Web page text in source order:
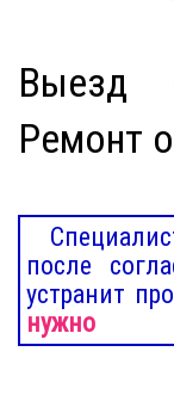
Выезд
Ремонт
после
устранит
нужно